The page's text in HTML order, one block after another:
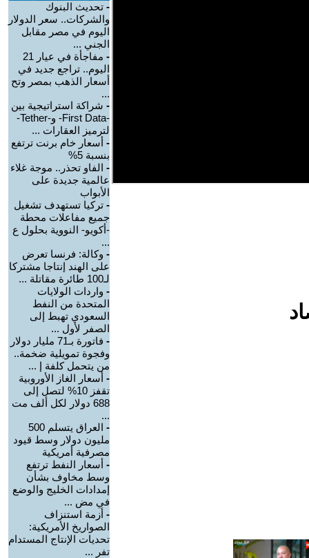
- تحديث البنوك
والشركات.. سعر الدولار
اليوم في مصر مقابل
الجني ...
-
مفاجأة في عيار 21
اليوم.. تراجع جديد في
أسعار الذهب بمصر وتح
...
- شراكة استراتيجية بين
-First Data- و-Tether-
لترميز العقارات ...
- أسعار خام برنت ترتفع
بنسبة 5%
- الفاو تحذر.. موجة غلاء
عالمية جديدة على
الأبواب
- تركيا تستهدف تشغيل
جميع مفاعلات محطة
-أكويو- النووية بحلول ع
...
- وكالة: فرنسا تعرض
على الهند إنتاجا مشتركا
لـ100 طائرة مقاتلة ...
- واردات الولايات
المتحدة من النفط
السعودي تهبط إلى
الصفر لأول ...
-
فاتورة بـ71 مليار دولار
وفجوة تمويلية ضخمة..
من يتحمل كلفة إ ...
- أسعار الغاز الأوروبية
تقفز 10% لتصل إلى
688 دولار لكل ألف مت
...
-
العراق يتسلم 500
مليون دولار وسط قيود
مصرفية أمريكية
- أسعار النفط ترتفع
وسط مخاوف بشأن
إمدادات الخليج والوضع
في مض ...
- أزمة استنزاف
الصواريخ الأمريكية:
تحديات الإنتاج المستدام
تفر ...